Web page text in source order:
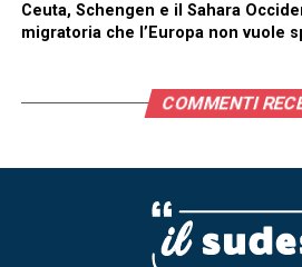
Ceuta, Schengen e il Sahara
migratoria che l’Europa non vuole
COMMENTI